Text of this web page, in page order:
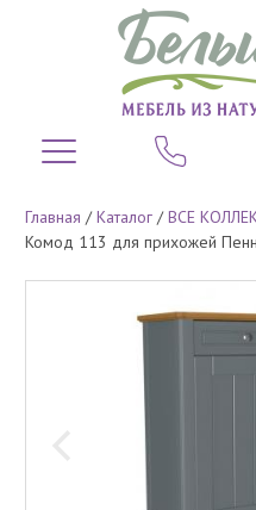
Главная /Каталог /ВСЕ
Комод 113 для прихожей